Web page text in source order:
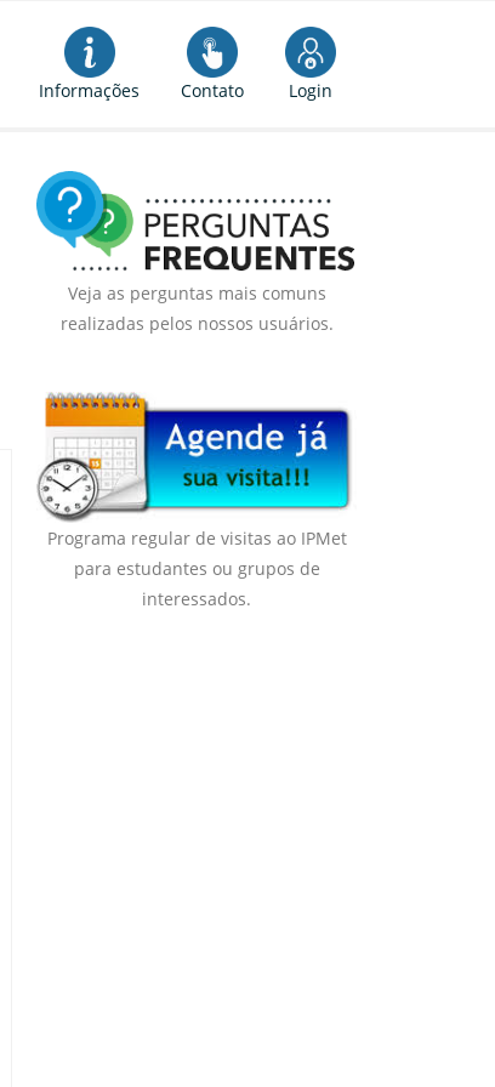
Informações Contato Login
Veja as perguntas mais comuns
realizadas pelos nossos usuários.
Programa regular de visitas ao IPMet
para estudantes ou grupos de
interessados.